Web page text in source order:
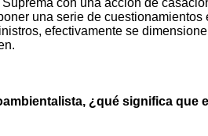
con una acción de
una serie de cuestionamientos
efectivamente se
¿qué significa que el